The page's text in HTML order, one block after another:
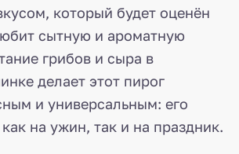
который будет оценён
сытную и ароматную
грибов и сыра в
делает этот пирог
и универсальным: его
на ужин, так и на праздник.